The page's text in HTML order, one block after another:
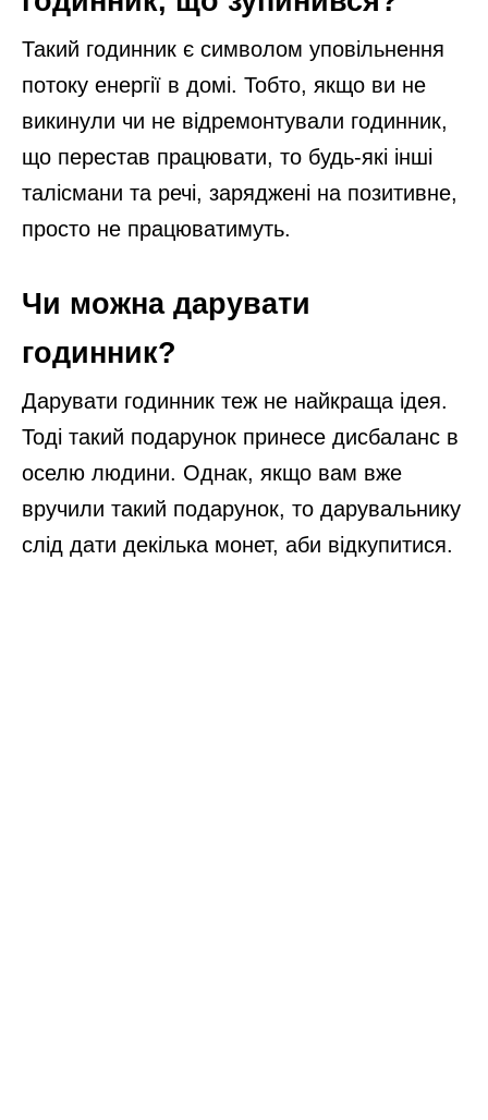
Такий годинник є символом уповільнення
потоку енергії в домі. Тобто, якщо ви не
викинули чи не відремонтували годинник,
що перестав працювати, то будь-які інші
талісмани та речі, заряджені на позитивне,
просто не працюватимуть.
Чи можна дарувати
годинник?
Дарувати годинник теж не найкраща ідея.
Тоді такий подарунок принесе дисбаланс в
оселю людини. Однак, якщо вам вже
вручили такий подарунок, то дарувальнику
слід дати декілька монет, аби відкупитися.